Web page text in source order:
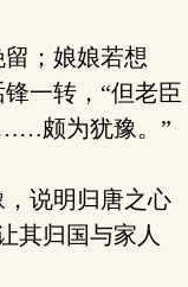
；娘娘若想
一转，“但老臣
颇为犹豫。”
说明归唐之心
其归国与家人